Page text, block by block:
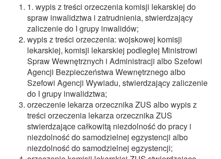
1. wypis z treści orzeczenia komisji lekarskiej do
spraw inwalidztwa i zatrudnienia, stwierdzający
zaliczenie do I grupy inwalidów;
wypis z treści orzeczenia: wojskowej komisji
lekarskiej, komisji lekarskiej podległej Ministrowi
Spraw Wewnętrznych i Administracji albo Szefowi
Agencji Bezpieczeństwa Wewnętrznego albo
Szefowi Agencji Wywiadu, stwierdzający zaliczenie
do I grupy inwalidztwa;
orzeczenie lekarza orzecznika ZUS albo wypis z
treści orzeczenia lekarza orzecznika ZUS
stwierdzające całkowitą niezdolność do pracy i
niezdolność do samodzielnej egzystencji albo
niezdolność do samodzielnej egzystencji;